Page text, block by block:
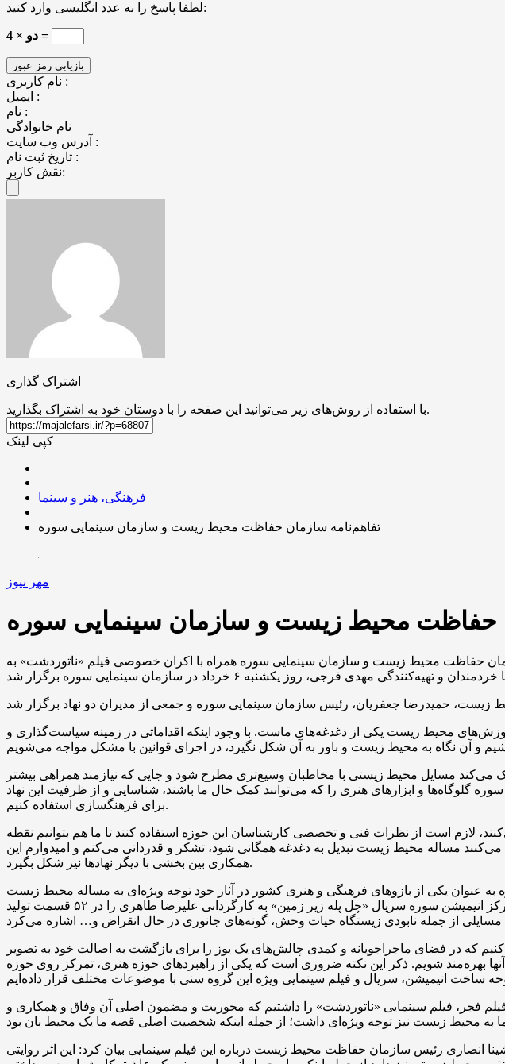
لطفا پاسخ را به عدد انگلیسی وارد کنید:
4 × دو =
نام کاربری :
ایمیل :
نام :
نام خانوادگی
آدرس وب سایت :
تاریخ ثبت نام :
نقش کاربر:
اشتراک گذاری
با استفاده از روش‌های زیر می‌توانید این صفحه را با دوستان خود به اشتراک بگذارید.
کپی لینک
فرهنگی، هنر و سینما
تفاهم‌نامه سازمان حفاظت محیط زیست و سازمان سینمایی سوره
مهر نیوز
حفاظت محیط زیست و سازمان سینمایی سوره
حفاظت محیط زیست و سازمان سینمایی سوره همراه با اکران خصوصی فیلم «ناتوردشت» به
محیط زیست یکی از دغدغه‌های ماست. با وجود اینکه اقداماتی در زمینه سیاست‌گذاری و
می‌کند مسایل محیط زیستی با مخاطبان وسیع‌تری مطرح شود و جایی که نیازمند همراهی بیشتر
گلوگاه‌ها و ابزارهای هنری را که می‌توانند کمک حال ما باشند، شناسایی و از ظرفیت این نهاد
برای فرهنگسازی استفاده کنیم.
لازم است از نظرات فنی و تخصصی کارشناسان این حوزه استفاده کنند تا ما هم بتوانیم نقطه
مساله محیط زیست تبدیل به دغدغه همگانی شود، تشکر و قدردانی می‌کنم و امیدوارم این
همکاری بین بخشی با دیگر نهادها نیز شکل بگیرد.
عنوان یکی از بازوهای فرهنگی و هنری کشور در آثار خود توجه ویژه‌ای به مساله محیط زیست
دارد و تلاش می‌کند به مسایل و مشکلات این حوزه در آثار هنری خود بپردازد. به عنوان مثال ما در مرکز انیمیشن سوره سریال «چل پله زیر زمین» به کارگردانی علیرضا طاهری را در ۵٢ قسمت تولید
که در فضای ماجراجویانه و کمدی چالش‌های یک یوز را برای بازگشت به اصالت خود به تصویر
بهره‌مند شویم. ذکر این نکته ضروری است که یکی از راهبردهای حوزه هنری، تمرکز روی حوزه
فجر، فیلم سینمایی «ناتوردشت» را داشتیم که محوریت و مضمون اصلی آن وفاق و همکاری و
رئیس سازمان حفاظت محیط زیست درباره این فیلم سینمایی بیان کرد: این اثر روایتی